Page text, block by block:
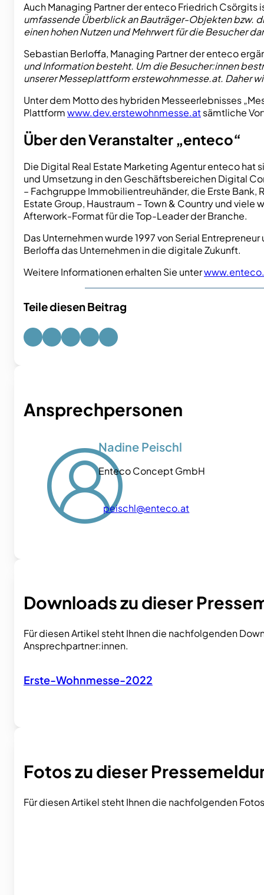
Auch Managing Partner der enteco Friedrich Csörgits
umfassende Überblick an Bauträger-Objekten bzw.
einen hohen Nutzen und Mehrwert für die Besucher
Sebastian Berloffa, Managing Partner der enteco
und Information besteht. Um die Besucher:innen
unserer Messeplattform erstewohnmesse.at. Daher
Unter dem Motto des hybriden Messeerlebnisses
Plattformwww.dev.erstewohnmesse.atsämtliche
Über den Veranstalter „enteco“
Die Digital Real Estate Marketing Agentur enteco
und Umsetzung in den Geschäftsbereichen Digital
– Fachgruppe Immobilientreuhänder, die Erste Bank,
Estate Group, Haustraum – Town & Country und
Afterwork-Format für die Top-Leader der Branche.
Das Unternehmen wurde 1997 von Serial
Berloffa das Unternehmen in die digitale Zukunft.
Weitere Informationen erhalten Sie unter
Teile diesen Beitrag
Ansprechpersonen
Nadine Peischl
Enteco Concept GmbH
peischl@enteco.at
Downloads zu dieser
Für diesen Artikel steht Ihnen die nachfolgenden
Ansprechpartner:innen.
Erste-Wohnmesse-2022
Fotos zu dieser
Für diesen Artikel steht Ihnen die nachfolgenden